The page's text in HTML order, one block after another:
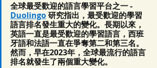
全球最受歡迎的語言學習平台之一 -
Duolingo 研究指出，最受歡迎的學習
語言排名發生重大的變化。長期以來，
英語一直是最受歡迎的學習語言，西班
牙語和法語一直在爭奪第二和第三名。
然而，早在2023年，全球最流行的語言
排名就發生了兩個重大變化。